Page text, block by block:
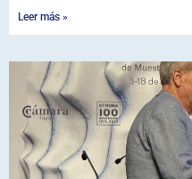
Leer más »